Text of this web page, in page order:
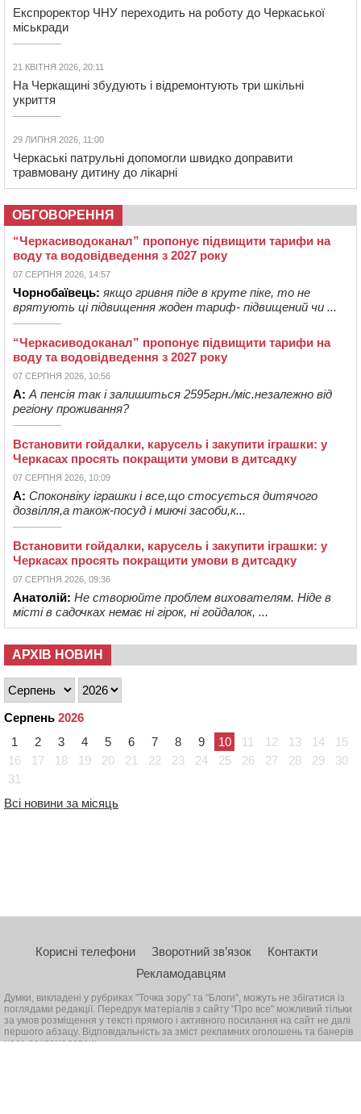
Експроректор ЧНУ переходить на роботу до Черкаської
міськради
21 КВІТНЯ 2026, 20:11
На Черкащині збудують і відремонтують три шкільні
укриття
29 ЛИПНЯ 2026, 11:00
Черкаські патрульні допомогли швидко доправити
травмовану дитину до лікарні
ОБГОВОРЕННЯ
“Черкасиводоканал” пропонує підвищити тарифи на
воду та водовідведення з 2027 року
07 СЕРПНЯ 2026, 14:57
Чорнобаївець: якщо гривня піде в круте піке, то не
врятують ці підвищення жоден тариф- підвищений чи ...
“Черкасиводоканал” пропонує підвищити тарифи на
воду та водовідведення з 2027 року
07 СЕРПНЯ 2026, 10:56
А: А пенсія так і залишиться 2595грн./міс.незалежно від
регіону проживання?
Встановити гойдалки, карусель і закупити іграшки: у
Черкасах просять покращити умови в дитсадку
07 СЕРПНЯ 2026, 10:09
А: Споконвіку іграшки і все,що стосується дитячого
дозвілля,а також-посуд і миючі засоби,к...
Встановити гойдалки, карусель і закупити іграшки: у
Черкасах просять покращити умови в дитсадку
07 СЕРПНЯ 2026, 09:36
Анатолій: Не створюйте проблем вихователям. Ніде в
місті в садочках немає ні гірок, ні гойдалок, ...
АРХІВ НОВИН
Серпень 2026
1
2 3 4 5 6 7 8 9 10 11 12 13 14
15
16
17 18 19 20 21 22 23 24 25 26 27 28 29
30
31
Всі новини за місяць
Корисні телефони Зворотний зв’язок
Контакти
Рекламодавцям
Думки, викладені у рубриках "Точка зору" та "Блоги", можуть не збігатися із
поглядами редакції. Передрук матеріалів з сайту "Про все" можливий тільки
за умов розміщення у тексті прямого і активного посилання на сайт не далі
першого абзацу. Відповідальність за зміст рекламних оголошень та банерів
несе рекламодавець